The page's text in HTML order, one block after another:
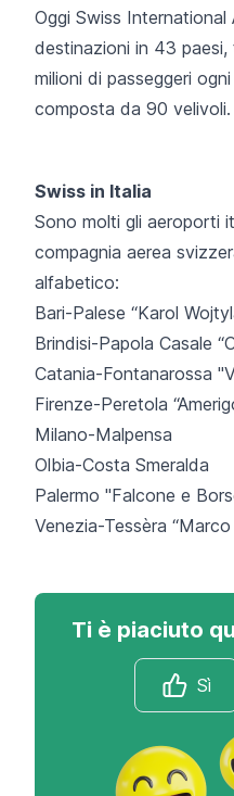
Oggi Swiss International
destinazioni in 43
milioni di passeggeri
composta da 90 velivoli.
Swiss in Italia
Sono molti gli aeroporti
compagnia aerea
alfabetico:
Bari-Palese “Karol
Brindisi-Papola Casale
Catania-Fontanarossa
Firenze-Peretola
Milano-Malpensa
Olbia-Costa Smeralda
Palermo "Falcone e
Venezia-Tessèra “Marco
Ti è piaciuto
Sì